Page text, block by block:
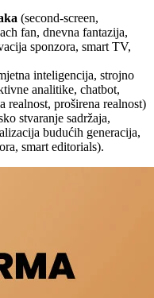
(second-screen,
fan, dnevna fantazija,
sponzora, smart TV,
inteligencija, strojno
analitike, chatbot,
proširena realnost)
stvaranje sadržaja,
budućih generacija,
smart editorials).